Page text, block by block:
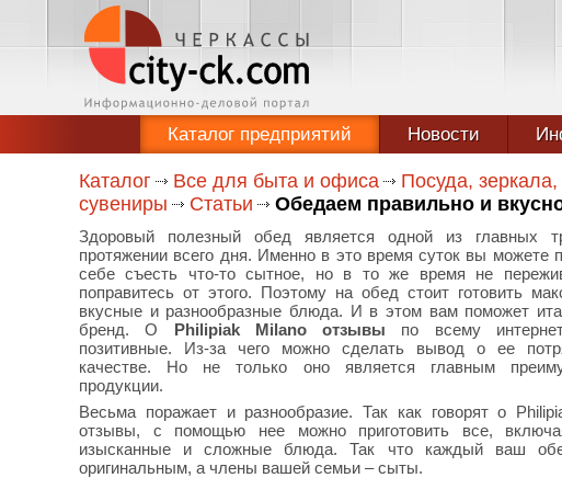
Каталог предприятий Новости
Каталог Все для быта и офиса
Посуда, зеркала,
сувениры
Статьи Обедаем правильно и
Здоровый полезный обед является одной из главных
протяжении всего дня. Именно в это время суток вы можете
себе съесть что-то сытное, но в то же время не
поправитесь от этого. Поэтому на обед стоит готовить
вкусные и разнообразные блюда. И в этом вам поможет
бренд. О Philipiak Milano отзывы по всему
позитивные. Из-за чего можно сделать вывод о ее
качестве. Но не только оно является главным
продукции.
Весьма поражает и разнообразие. Так как говорят о
отзывы, с помощью нее можно приготовить все,
изысканные и сложные блюда. Так что каждый ваш
оригинальным, а члены вашей семьи – сыты.